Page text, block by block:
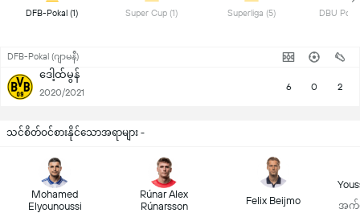
Superliga (5)
DFB-Pokal (ဂျာမနီ)
ဒေါ့ထ်မွန်
2020/2021 6 0 2
သင်စိတ်ဝင်စားနိုင်သောအရာများ -
Mohamed
Elyounoussi
Rúnar Alex
Rúnarsson
Felix Beijmo အက်